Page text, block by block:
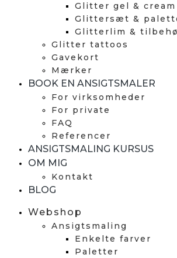
Glitter gel & cream
Glittersæt &
Glitterlim &
Glitter tattoos
Gavekort
Mærker
BOOK EN ANSIGTSMALER
For virksomheder
For private
FAQ
Referencer
ANSIGTSMALING KURSUS
OM MIG
Kontakt
BLOG
Webshop
Ansigtsmaling
Enkelte farver
Paletter